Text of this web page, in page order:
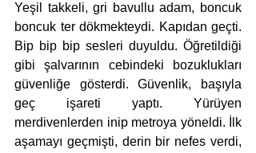
Yeşil takkeli, gri bavullu adam, boncuk
boncuk ter dökmekteydi. Kapıdan geçti.
Bip bip bip sesleri duyuldu. Öğretildiği
gibi şalvarının cebindeki bozuklukları
güvenliğe gösterdi. Güvenlik, başıyla
geç işareti yaptı. Yürüyen
merdivenlerden inip metroya yöneldi. İlk
aşamayı geçmişti, derin bir nefes verdi,